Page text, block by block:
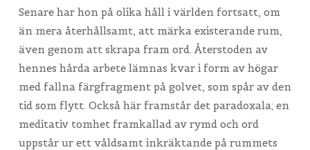
Senare har hon på olika håll i världen fortsatt, om
än mera återhållsamt, att märka existerande rum,
även genom att skrapa fram ord. Återstoden av
hennes hårda arbete lämnas kvar i form av högar
med fallna färgfragment på golvet, som spår av den
tid som flytt. Också här framstår det paradoxala; en
meditativ tomhet framkallad av rymd och ord
uppstår ur ett våldsamt inkräktande på rummets